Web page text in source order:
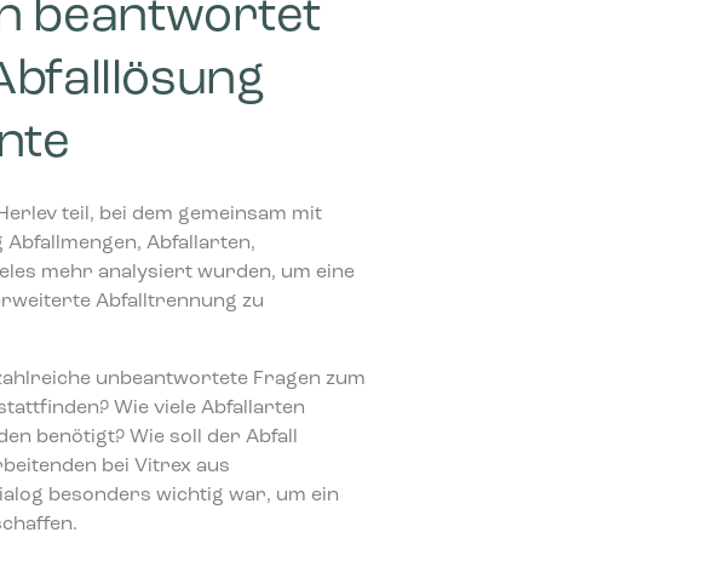
beantwortet
teil, bei dem gemeinsam mit
Abfallarten,
mehr analysiert wurden, um eine
Abfalltrennung zu
unbeantwortete Fragen zum
Wie viele Abfallarten
benötigt? Wie soll der Abfall
bei Vitrex aus
besonders wichtig war, um ein